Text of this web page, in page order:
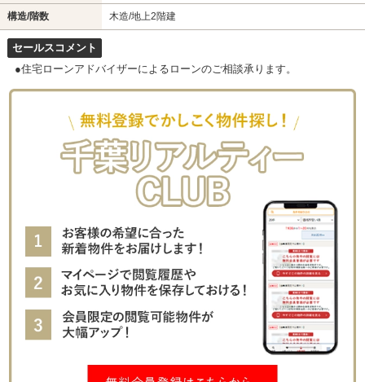
構造/階数 木造/地上2階建
セールスコメント
●住宅ローンアドバイザーによるローンのご相談承ります。